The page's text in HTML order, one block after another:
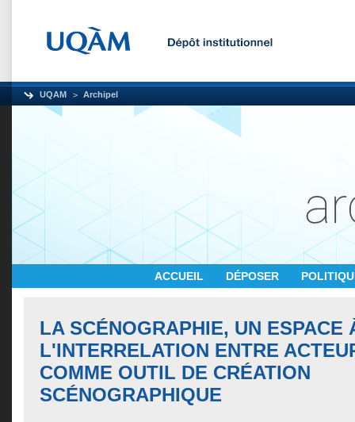
UQAM Archipel
ACCUEIL DÉPOSER
LA SCÉNOGRAPHIE, UN ESPACE
L'INTERRELATION ENTRE
COMME OUTIL DE CRÉATION
SCÉNOGRAPHIQUE